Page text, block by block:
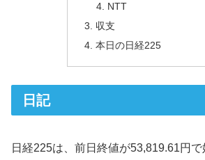
NTT
収支
本日の日経225
日記
日経225は、前日終値が53,819.61円